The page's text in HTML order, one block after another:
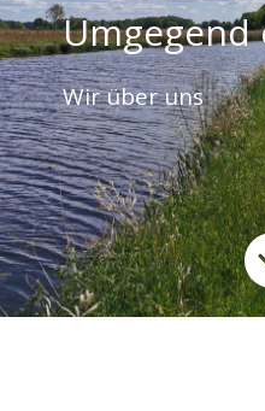
Umgegend
Wir über uns